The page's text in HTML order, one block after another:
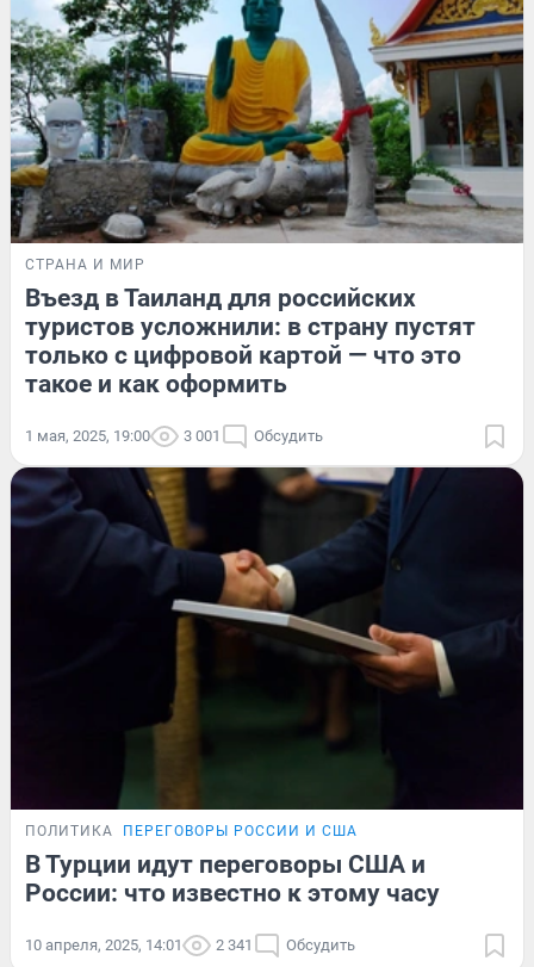
СТРАНА И МИР
Въезд в Таиланд для российских
туристов усложнили: в страну пустят
только с цифровой картой — что это
такое и как оформить
1 мая, 2025, 19:00 3 001 Обсудить
ПОЛИТИКА ПЕРЕГОВОРЫ РОССИИ И США
В Турции идут переговоры США и
России: что известно к этому часу
10 апреля, 2025, 14:01 2 341 Обсудить